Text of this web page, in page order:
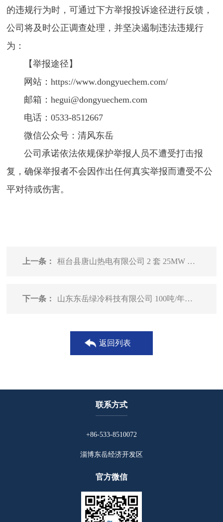
的违规行为时，可通过下方举报投诉途径进行反馈，
公司将及时公正调查处理，并坚决遏制违法违规行
为：
【举报途径】
网站：https://www.dongyuechem.com/
邮箱：hegui@dongyuechem.com
电话：0533-8512667
微信公众号：清风东岳
公司承诺依法依规保护举报人员不遭受打击报
复，确保举报者不会因作出任何真实举报而遭受不公
平对待或伤害。
上一条： 桓台县唐山热电有限公司 2 套 25MW 汽轮发电机组、 3 套 130t/h 高温高压煤粉锅炉设备、设施及构建筑物 资产包整体转让公告
下一条： 山东东岳绿冷科技有限公司 100吨/年六氟乙烷中试项目环境影响报告书报批前公示
返回列表
联系方式
+86-533-8510072
淄博东岳经济开发区
官方微信